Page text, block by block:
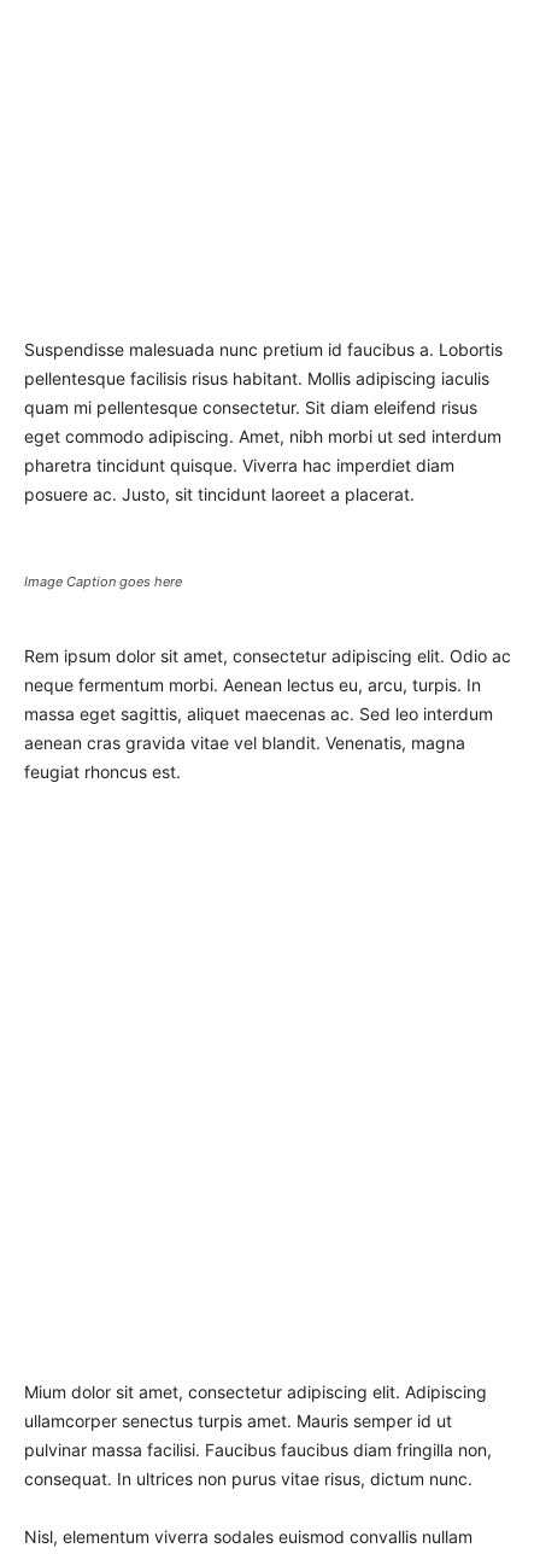
Suspendisse malesuada nunc pretium id faucibus a. Lobortis
pellentesque facilisis risus habitant. Mollis adipiscing iaculis
quam mi pellentesque consectetur. Sit diam eleifend risus
eget commodo adipiscing. Amet, nibh morbi ut sed interdum
pharetra tincidunt quisque. Viverra hac imperdiet diam
posuere ac. Justo, sit tincidunt laoreet a placerat.
Image Caption goes here
Rem ipsum dolor sit amet, consectetur adipiscing elit. Odio ac
neque fermentum morbi. Aenean lectus eu, arcu, turpis. In
massa eget sagittis, aliquet maecenas ac. Sed leo interdum
aenean cras gravida vitae vel blandit. Venenatis, magna
feugiat rhoncus est.
Mium dolor sit amet, consectetur adipiscing elit. Adipiscing
ullamcorper senectus turpis amet. Mauris semper id ut
pulvinar massa facilisi. Faucibus faucibus diam fringilla non,
consequat. In ultrices non purus vitae risus, dictum nunc.
Nisl, elementum viverra sodales euismod convallis nullam